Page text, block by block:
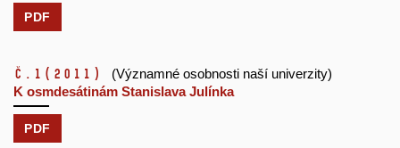
PDF
č.1 (2011)
(Významné osobnosti naší univerzity)
K osmdesátinám Stanislava Julínka
PDF